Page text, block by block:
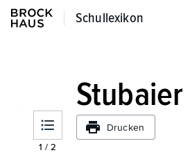
Schullexikon
Schullexikon
1 /2
Drucken